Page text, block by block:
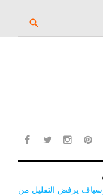
search
وسياف يرفض التقليل من